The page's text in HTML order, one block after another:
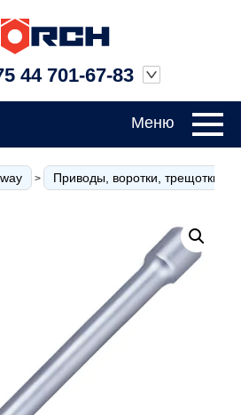
44 701-67-83
Меню
> Приводы, воротки, трещотки